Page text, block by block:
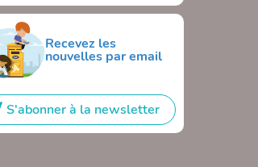
Recevez les
nouvelles par email
S'abonner à la newsletter